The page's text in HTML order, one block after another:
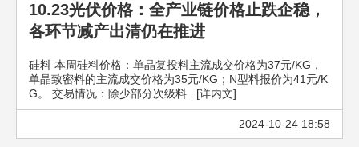
10.23光伏价格：全产业链价格止跌企稳，
各环节减产出清仍在推进
硅料 本周硅料价格：单晶复投料主流成交价格为37元/KG，
单晶致密料的主流成交价格为35元/KG；N型料报价为41元/K
G。 交易情况：除少部分次级料.. [详内文]
2024-10-24 18:58